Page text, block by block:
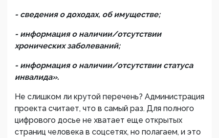
- сведения о доходах, об имуществе;
- информация о наличии/отсутствии
хронических заболеваний;
- информация о наличии/отсутствии статуса
инвалида».
Не слишком ли крутой перечень? Администрация
проекта считает, что в самый раз. Для полного
цифрового досье не хватает еще открытых
страниц человека в соцсетях, но полагаем, и это